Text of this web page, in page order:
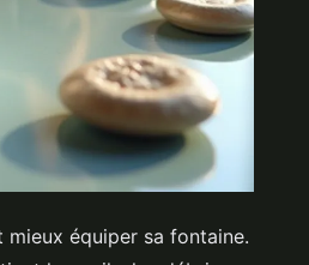
équiper sa fontaine.